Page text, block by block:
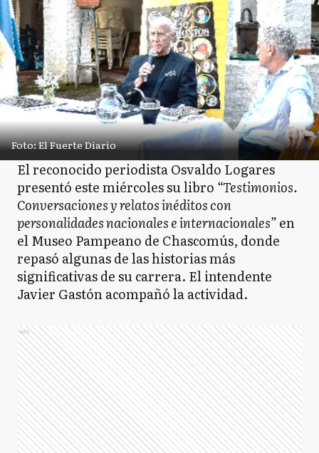
Foto: El Fuerte Diario
El reconocido periodista Osvaldo Logares
presentó este miércoles su libro “Testimonios.
Conversaciones y relatos inéditos con
personalidades nacionales e internacionales”en
el Museo Pampeano de Chascomús, donde
repasó algunas de las historias más
significativas de su carrera. El intendente
Javier Gastón acompañó la actividad.
Ads